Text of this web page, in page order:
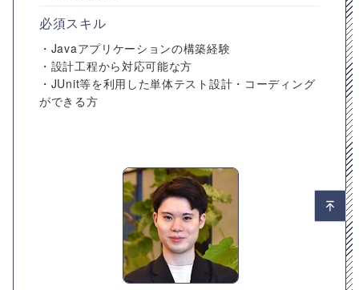
必須スキル
・Javaアプリケーションの構築経験
・設計工程から対応可能な方
・JUnit等を利用した単体テスト設計・コーディング
ができる方